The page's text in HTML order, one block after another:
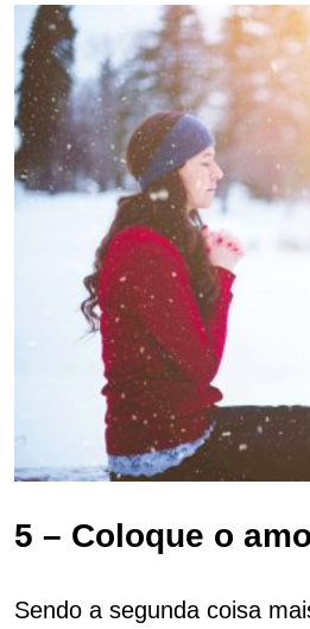
5 – Coloque o
Sendo a segunda coisa